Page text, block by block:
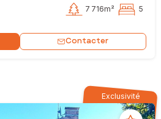
7 716m² 5
Contacter
Exclusivité